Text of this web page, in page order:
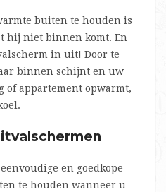
buiten te houden is
hij niet binnen komt. En
in uit! Door te
binnen schijnt en uw
appartement opwarmt,
en goedkope
te houden wanneer u